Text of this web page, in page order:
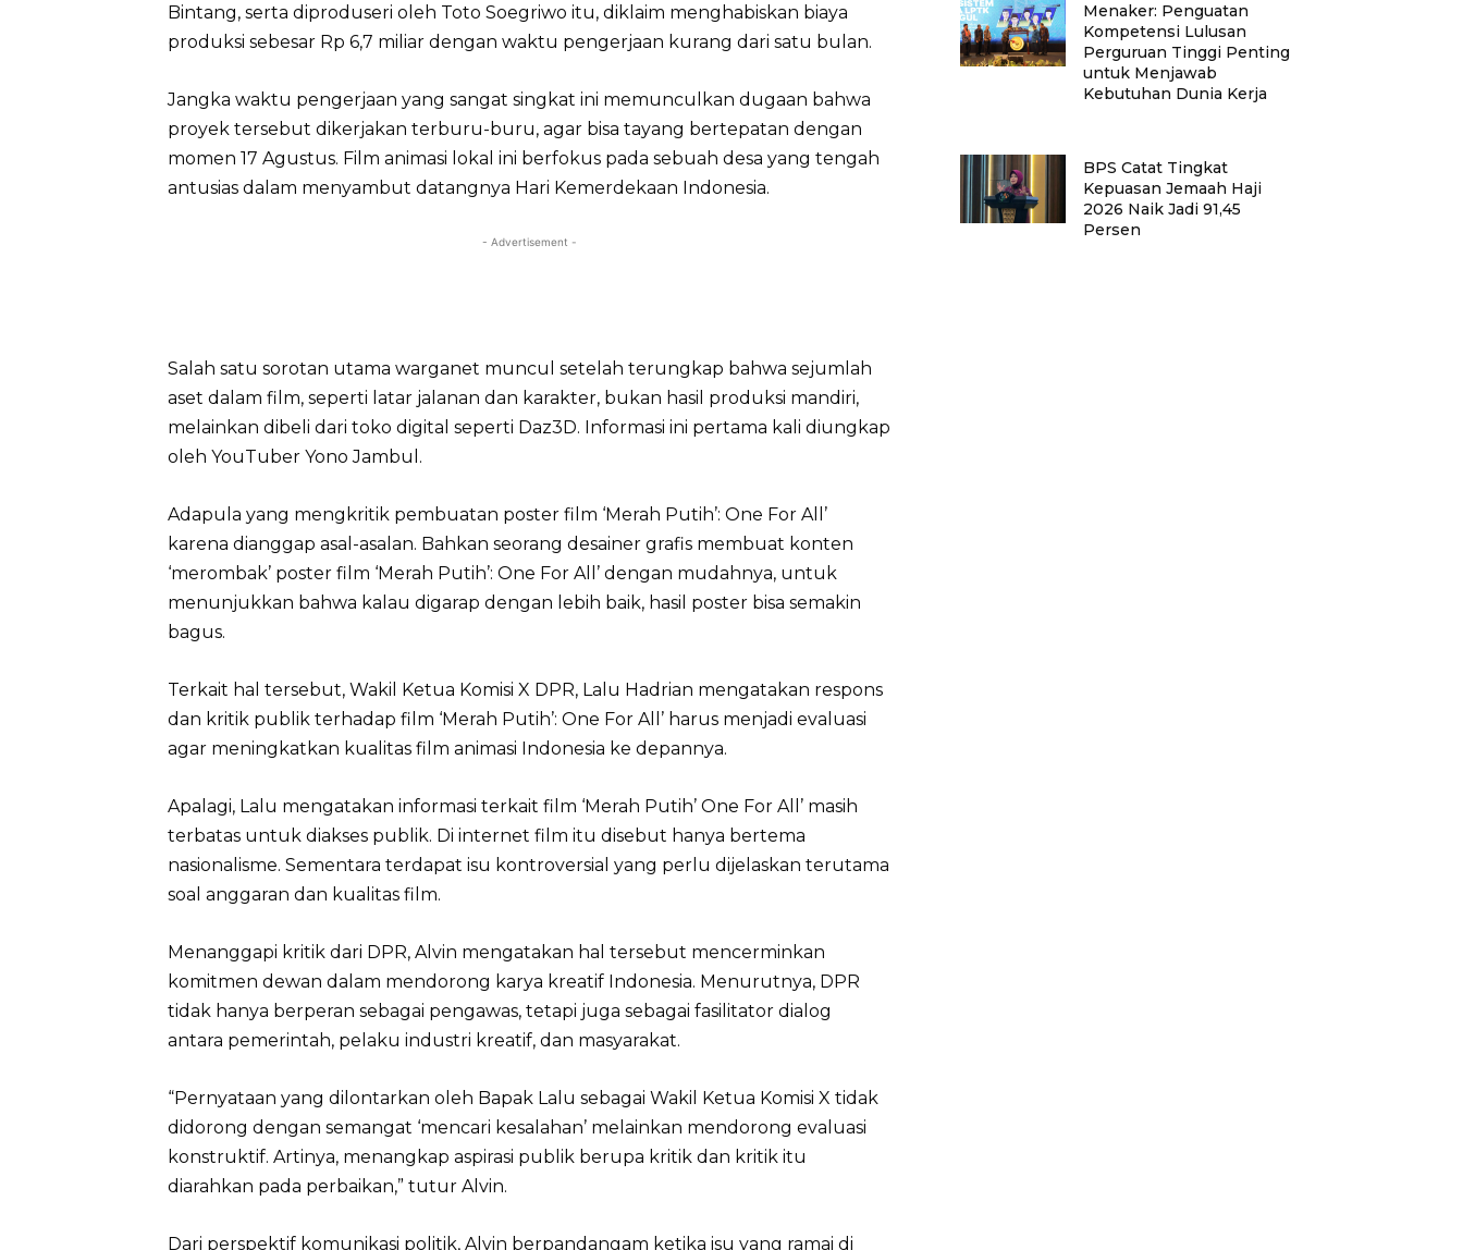
Bintang, serta diproduseri oleh Toto Soegriwo itu, diklaim menghabiskan biaya
produksi sebesar Rp 6,7 miliar dengan waktu pengerjaan kurang dari satu bulan.
Jangka waktu pengerjaan yang sangat singkat ini memunculkan dugaan bahwa
proyek tersebut dikerjakan terburu-buru, agar bisa tayang bertepatan dengan
momen 17 Agustus. Film animasi lokal ini berfokus pada sebuah desa yang tengah
antusias dalam menyambut datangnya Hari Kemerdekaan Indonesia.
- Advertisement -
Salah satu sorotan utama warganet muncul setelah terungkap bahwa sejumlah
aset dalam film, seperti latar jalanan dan karakter, bukan hasil produksi mandiri,
melainkan dibeli dari toko digital seperti Daz3D. Informasi ini pertama kali diungkap
oleh YouTuber Yono Jambul.
Adapula yang mengkritik pembuatan poster film ‘Merah Putih’: One For All’
karena dianggap asal-asalan. Bahkan seorang desainer grafis membuat konten
‘merombak’ poster film ‘Merah Putih’: One For All’ dengan mudahnya, untuk
menunjukkan bahwa kalau digarap dengan lebih baik, hasil poster bisa semakin
bagus.
Terkait hal tersebut, Wakil Ketua Komisi X DPR, Lalu Hadrian mengatakan respons
dan kritik publik terhadap film ‘Merah Putih’: One For All’ harus menjadi evaluasi
agar meningkatkan kualitas film animasi Indonesia ke depannya.
Apalagi, Lalu mengatakan informasi terkait film ‘Merah Putih’ One For All’ masih
terbatas untuk diakses publik. Di internet film itu disebut hanya bertema
nasionalisme. Sementara terdapat isu kontroversial yang perlu dijelaskan terutama
soal anggaran dan kualitas film.
Menanggapi kritik dari DPR, Alvin mengatakan hal tersebut mencerminkan
komitmen dewan dalam mendorong karya kreatif Indonesia. Menurutnya, DPR
tidak hanya berperan sebagai pengawas, tetapi juga sebagai fasilitator dialog
antara pemerintah, pelaku industri kreatif, dan masyarakat.
“Pernyataan yang dilontarkan oleh Bapak Lalu sebagai Wakil Ketua Komisi X tidak
didorong dengan semangat ‘mencari kesalahan’ melainkan mendorong evaluasi
konstruktif. Artinya, menangkap aspirasi publik berupa kritik dan kritik itu
diarahkan pada perbaikan,” tutur Alvin.
Dari perspektif komunikasi politik, Alvin berpandangam ketika isu yang ramai di
Menaker: Penguatan
Kompetensi Lulusan
Perguruan Tinggi Penting
untuk Menjawab
Kebutuhan Dunia Kerja
BPS Catat Tingkat
Kepuasan Jemaah Haji
2026 Naik Jadi 91,45
Persen